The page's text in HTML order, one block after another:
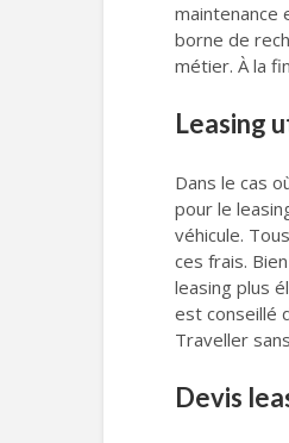
maintenance
borne de
métier. À la
Leasing
Dans le cas
pour le
véhicule.
ces frais.
leasing plus
est conseillé
Traveller
Devis